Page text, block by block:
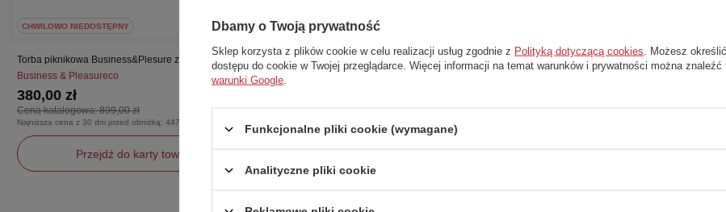
CHWILOWO NIEDOSTĘPNY
Torba piknikowa Business&Plesure zestaw dla 4 osób
Business & Pleasureco
Cena katalogowa:899,00 zł
380,00 zł
Najniższa cena z 30 dni przed obniżką: 447,00 zł
Przejdź do karty towaru
Dbamy o Twoją prywatność
Sklep korzysta z plików cookie w celu realizacji usług zgodnie z Polityką dotyczącą cookies . Możesz
dostępu do cookie w Twojej przeglądarce. Więcej informacji na temat warunków i prywatności można
warunki Google
Funkcjonalne pliki cookie (wymagane)
Analityczne pliki cookie